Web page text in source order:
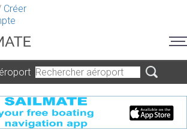
Créer